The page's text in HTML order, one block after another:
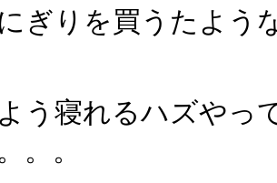
ぎりを買うたよ
う寝れるハズやっ
。。